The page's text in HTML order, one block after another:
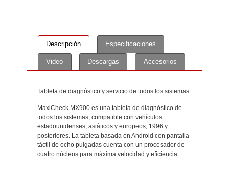
Descripción Especificaciones
Video Descargas Accesorios
Descripción
Tableta de diagnóstico y servicio de todos los sistemas
MaxiCheck MX900 es una tableta de diagnóstico de
todos los sistemas, compatible con vehículos
estadounidenses, asiáticos y europeos, 1996 y
posteriores. La tableta basada en Android con pantalla
táctil de ocho pulgadas cuenta con un procesador de
cuatro núcleos para máxima velocidad y eficiencia.